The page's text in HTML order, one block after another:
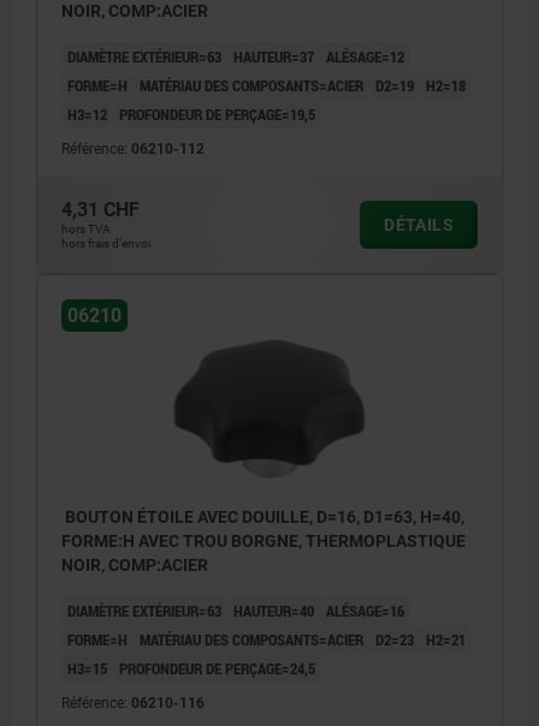
NOIR, COMP:ACIER
DIAMÈTRE EXTÉRIEUR=63 HAUTEUR=37 ALÉSAGE=12
FORME=H
MATÉRIAU DES COMPOSANTS=ACIER D2=19
H2=18
H3=12
PROFONDEUR DE PERÇAGE=19,5
Référence: 06210-112
4,31 CHF
hors TVA
hors frais d’envoi
DÉTAILS
06210
BOUTON ÉTOILE AVEC DOUILLE, D=16, D1=63, H=40,
FORME:H AVEC TROU BORGNE, THERMOPLASTIQUE
NOIR, COMP:ACIER
DIAMÈTRE EXTÉRIEUR=63 HAUTEUR=40 ALÉSAGE=16
FORME=H
MATÉRIAU DES COMPOSANTS=ACIER D2=23
H2=21
H3=15
PROFONDEUR DE PERÇAGE=24,5
Référence: 06210-116